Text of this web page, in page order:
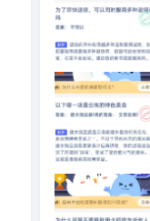
为了尽快退烧，
可以同时服用多
种退烧药
以下哪一项是云
南的特色美食